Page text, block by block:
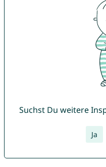
Suchst Du weitere
Ja